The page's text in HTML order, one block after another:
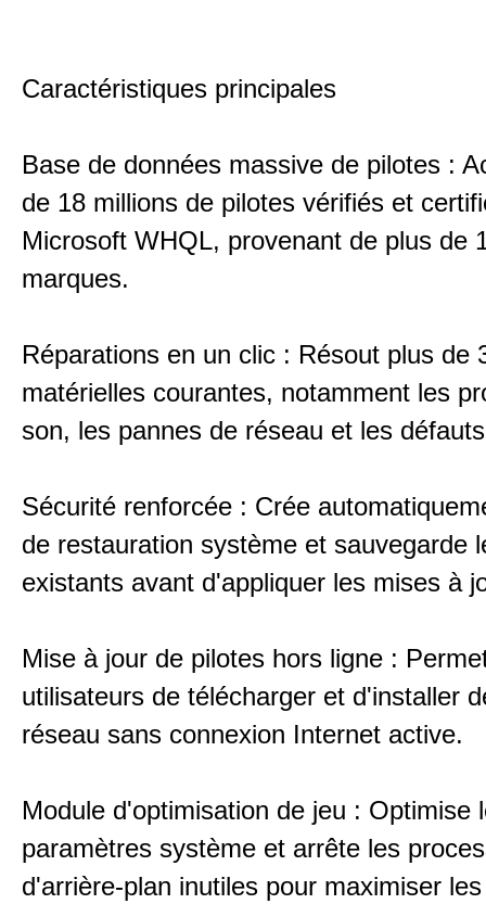
Caractéristiques principales
Base de données massive de pilotes :
de 18 millions de pilotes vérifiés et
Microsoft WHQL, provenant de plus de
marques.
Réparations en un clic : Résout plus de
matérielles courantes, notamment les
son, les pannes de réseau et les
Sécurité renforcée : Crée
de restauration système et sauvegarde
existants avant d'appliquer les mises à
Mise à jour de pilotes hors ligne :
utilisateurs de télécharger et d'installer
réseau sans connexion Internet active.
Module d'optimisation de jeu : Optimise
paramètres système et arrête les
d'arrière-plan inutiles pour maximiser